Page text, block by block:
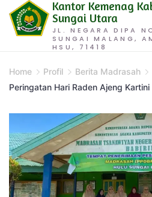
Skip
JL. NEGARA DIPA
SUNGAI MALANG,
HSU, 71418
Kantor Kemenag
Sungai Utara
Home Profil Berita Madrasah
Peringatan Hari Raden Ajeng Kartini